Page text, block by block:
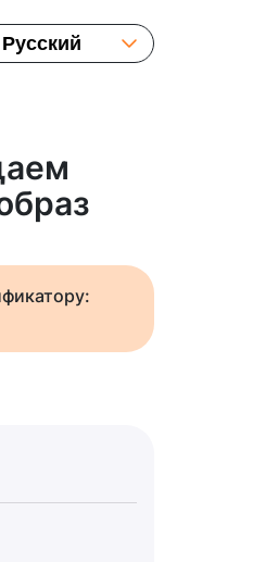
Русский
Français
繁體中文